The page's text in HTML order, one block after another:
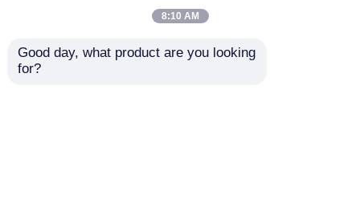
8:10 AM
Good day, what product are you looking
for?